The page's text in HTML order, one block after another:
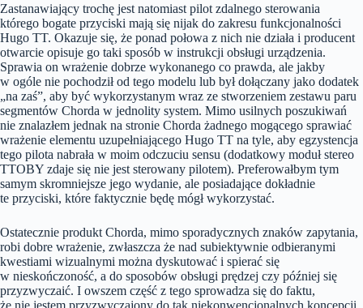
Zastanawiający trochę jest natomiast pilot zdalnego sterowania
którego bogate przyciski mają się nijak do zakresu funkcjonalności
Hugo TT. Okazuje się, że ponad połowa z nich nie działa i producent
otwarcie opisuje go taki sposób w instrukcji obsługi urządzenia.
Sprawia on wrażenie dobrze wykonanego co prawda, ale jakby
w ogóle nie pochodził od tego modelu lub był dołączany jako dodatek
„na zaś”, aby być wykorzystanym wraz ze stworzeniem zestawu paru
segmentów Chorda w jednolity system. Mimo usilnych poszukiwań
nie znalazłem jednak na stronie Chorda żadnego mogącego sprawiać
wrażenie elementu uzupełniającego Hugo TT na tyle, aby egzystencja
tego pilota nabrała w moim odczuciu sensu (dodatkowy moduł stereo
TTOBY zdaje się nie jest sterowany pilotem). Preferowałbym tym
samym skromniejsze jego wydanie, ale posiadające dokładnie
te przyciski, które faktycznie będę mógł wykorzystać.
Ostatecznie produkt Chorda, mimo sporadycznych znaków zapytania,
robi dobre wrażenie, zwłaszcza że nad subiektywnie odbieranymi
kwestiami wizualnymi można dyskutować i spierać się
w nieskończoność, a do sposobów obsługi prędzej czy później się
przyzwyczaić. I owszem część z tego sprowadza się do faktu,
że nie jestem przyzwyczajony do tak niekonwencjonalnych koncepcji